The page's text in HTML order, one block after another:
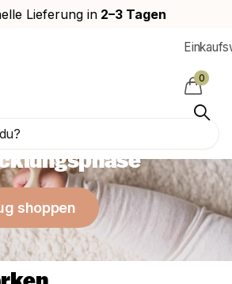
Tagen
0
Babyspielzeug für
shoppen